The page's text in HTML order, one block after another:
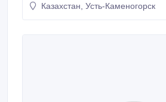
Рассмотрим рассрочку!.
Казахстан, Усть-Каменогорск